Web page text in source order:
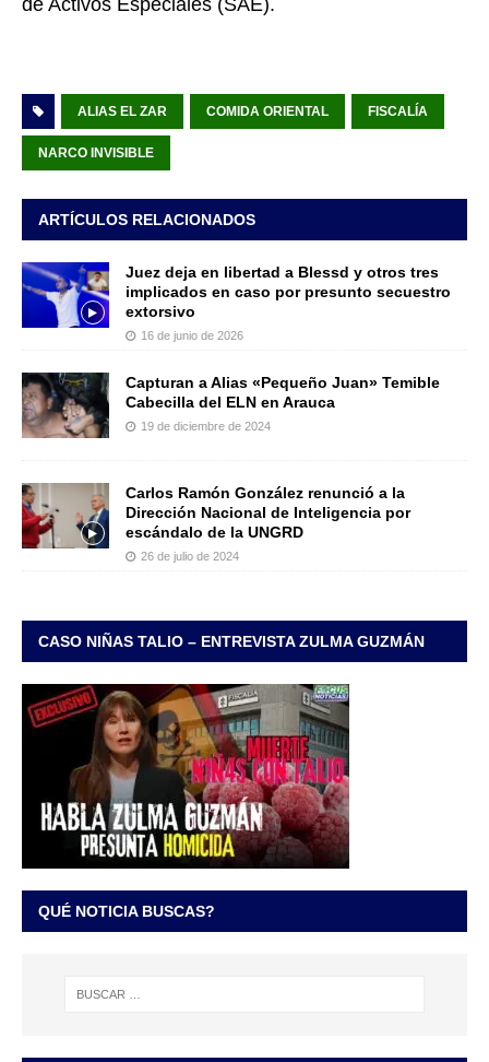
ALIAS EL ZAR COMIDA ORIENTAL FISCALÍA
NARCO INVISIBLE
ARTÍCULOS RELACIONADOS
Juez deja en libertad a Blessd y otros tres
implicados en caso por presunto secuestro
extorsivo
16 de junio de 2026
Capturan a Alias «Pequeño Juan» Temible
Cabecilla del ELN en Arauca
19 de diciembre de 2024
Carlos Ramón González renunció a la
Dirección Nacional de Inteligencia por
escándalo de la UNGRD
26 de julio de 2024
CASO NIÑAS TALIO – ENTREVISTA ZULMA GUZMÁN
QUÉ NOTICIA BUSCAS?